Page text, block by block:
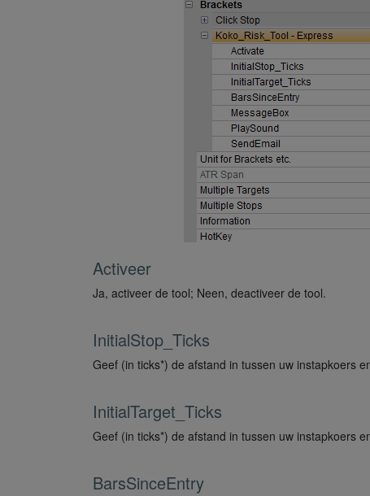
Activeer
Ja, activeer de tool; Neen, deactiveer de tool.
InitialStop_Ticks
Geef (in ticks*) de afstand in tussen uw instapkoers
InitialTarget_Ticks
Geef (in ticks*) de afstand in tussen uw instapkoers
BarsSinceEntry